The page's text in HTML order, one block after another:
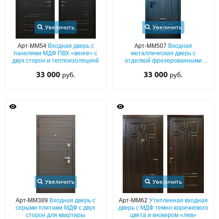
Увеличить
Арт-ММ54 Входная дверь с
панелями МДФ ПВХ «венге» с
двух сторон и теплоизоляцией
33 000 руб.
Увеличить
Арт-ММ507 Входная
металлическая дверь с
отделкой фрезерованными
двух сторон
33 000 руб.
Увеличить
Арт-ММ389 Входная дверь с
серыми плитами МДФ с двух
сторон для квартиры
Увеличить
Арт-ММ62 Утепленная входная
дверь с МДФ темно-коричневого
цвета и кнокером «лев»